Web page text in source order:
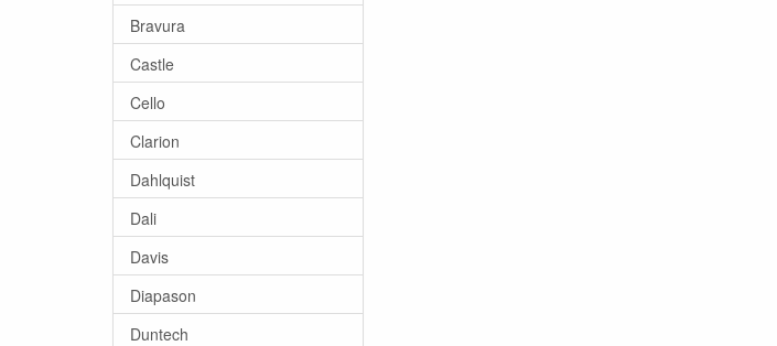
Bravura
Castle
Cello
Clarion
Dahlquist
Dali
Davis
Diapason
Duntech